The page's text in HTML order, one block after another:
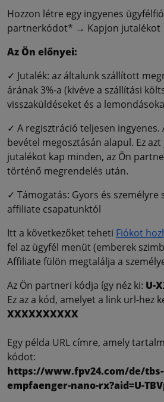
Hozzon létre egy ingyenes
partnerkódot* → Kapjon jutalékot
Az Ön előnyei:
✓ Jutalék: az általunk szállított
árának 3%-a (kivéve a szállítási
visszaküldéseket és a
✓ A regisztráció teljesen
bevétel megosztásán alapul. Ez
jutalékot kap minden, az Ön
történő megrendelés után.
✓ Támogatás: Gyors és
affiliate csapatunktól
Itt a következőket teheti Fiókot
fel az ügyfél menüt (emberek
Affiliate fülön megtalálja a
Az Ön partneri kódja így néz ki: U-
Ez az a kód, amelyet a link url-hez
XXXXXXXXXX
Egy példa URL címre, amely
kódot:
https://www.fpv24.com/de/
empfaenger-nano-rx?aid=U-